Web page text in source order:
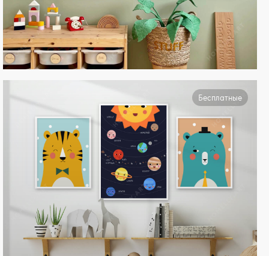
Бесплатные